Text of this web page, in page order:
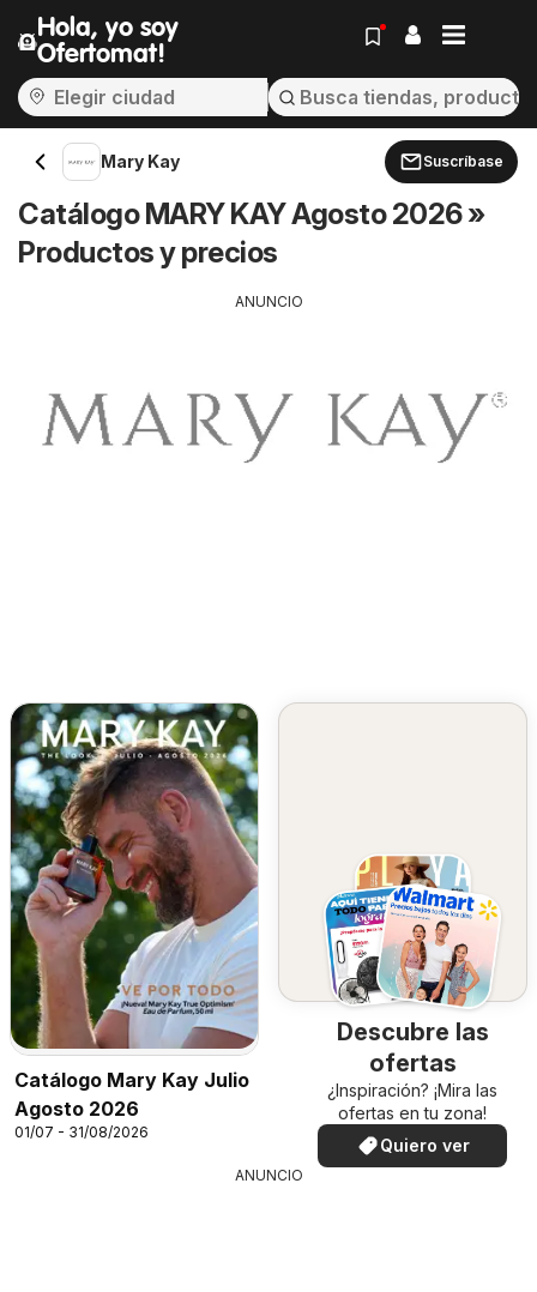
Hola, yo soy
Ofertomat!
Mary Kay Suscríbase
Catálogo MARY KAY Agosto 2026 »
Productos y precios
ANUNCIO
Catálogo Mary Kay Julio
Agosto 2026
01/07 - 31/08/2026
Descubre las
ofertas
¿Inspiración? ¡Mira las
ofertas en tu zona!
Quiero ver
ANUNCIO